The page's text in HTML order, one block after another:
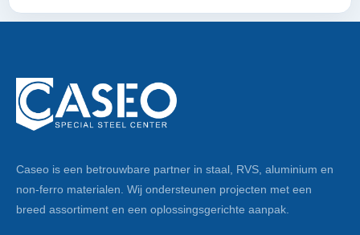
Caseo is een betrouwbare partner in staal, RVS, aluminium en
non-ferro materialen. Wij ondersteunen projecten met een
breed assortiment en een oplossingsgerichte aanpak.